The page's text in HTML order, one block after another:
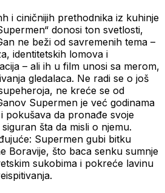
i ciničnijih prethodnika iz kuhinje
donosi ton svetlosti,
ne beži od savremenih tema –
identitetskih lomova i
– ali ih u film unosi sa merom,
gledalaca. Ne radi se o još
ne kreće se od
Supermen je već godinama
pokušava da pronađe svoje
šta da misli o njemu.
Supermen gubi bitku
Boravije, što baca senku sumnje
sukobima i pokreće lavinu